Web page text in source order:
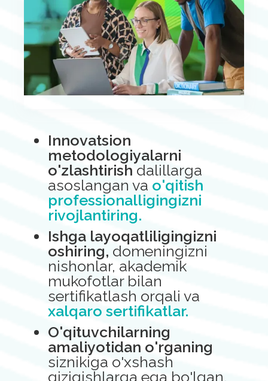
Innovatsion
metodologiyalarni
o'zlashtirish dalillarga
asoslangan va o'qitish
professionalligingizni
rivojlantiring.
Ishga layoqatliligingizni
oshiring, domeningizni
nishonlar, akademik
mukofotlar bilan
sertifikatlash orqali va
xalqaro sertifikatlar.
O'qituvchilarning
amaliyotidan o'rganing
siznikiga o'xshash
qiziqishlarga ega bo'lgan,